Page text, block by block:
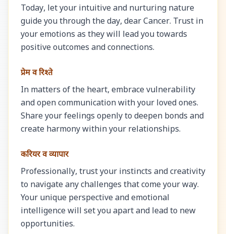
Today, let your intuitive and nurturing nature
guide you through the day, dear Cancer. Trust in
your emotions as they will lead you towards
positive outcomes and connections.
प्रेम व रिश्ते
In matters of the heart, embrace vulnerability
and open communication with your loved ones.
Share your feelings openly to deepen bonds and
create harmony within your relationships.
करियर व व्यापार
Professionally, trust your instincts and creativity
to navigate any challenges that come your way.
Your unique perspective and emotional
intelligence will set you apart and lead to new
opportunities.